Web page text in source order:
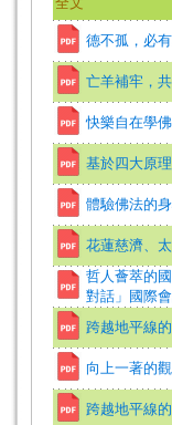
德不孤，必
亡羊補牢，
快樂自在學
基於四大原
體驗佛法的
花蓮慈濟、
哲人薈萃的
對話」國際
跨越地平線
向上一著的
跨越地平線